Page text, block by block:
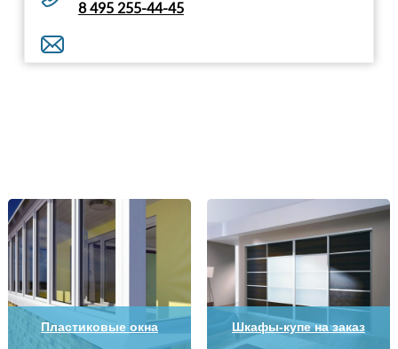
8 495 255-44-45
Пластиковые окна Шкафы-купе на заказ